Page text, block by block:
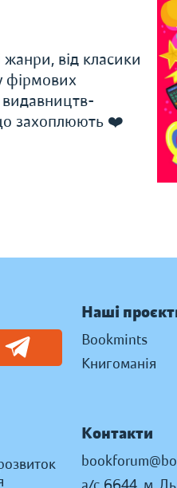
від класики
фірмових
захоплюють ❤️
Наші
Bookmints
Книгоманія
Контакти